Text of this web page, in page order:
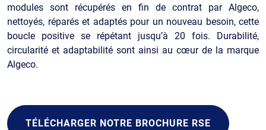
modules sont récupérés en fin de contrat par Algeco,
nettoyés, réparés et adaptés pour un nouveau besoin, cette
boucle positive se répétant jusqu’à 20 fois. Durabilité,
circularité et adaptabilité sont ainsi au cœur de la marque
Algeco.
TÉLÉCHARGER NOTRE BROCHURE RSE